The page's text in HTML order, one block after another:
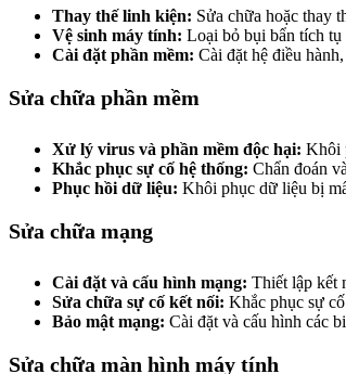
Thay thế linh kiện: Sửa chữa hoặc thay
Vệ sinh máy tính: Loại bỏ bụi bẩn tích tụ
Cài đặt phần mềm: Cài đặt hệ điều
Sửa chữa phần mềm
Xử lý virus và phần mềm độc hại: Khôi
Khắc phục sự cố hệ thống: Chẩn đoán
Phục hồi dữ liệu: Khôi phục dữ liệu bị
Sửa chữa mạng
Cài đặt và cấu hình mạng: Thiết lập kết
Sửa chữa sự cố kết nối: Khắc phục sự
Bảo mật mạng: Cài đặt và cấu hình các
Sửa chữa màn hình máy tính